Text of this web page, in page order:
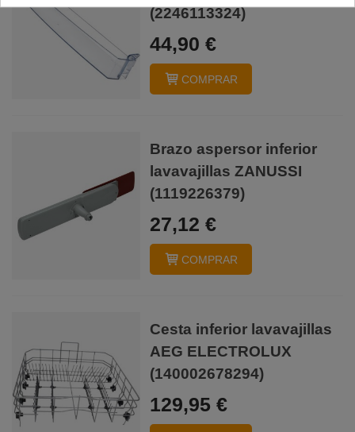
(2246113324)
44,90 €
COMPRAR
Brazo aspersor inferior
lavavajillas ZANUSSI
(1119226379)
27,12 €
COMPRAR
Cesta inferior lavavajillas
AEG ELECTROLUX
(140002678294)
129,95 €